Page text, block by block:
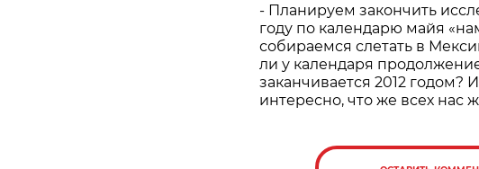
- Планируем закончить
году по календарю майя
собираемся слетать в
ли у календаря
заканчивается 2012 годом?
интересно, что же всех нас